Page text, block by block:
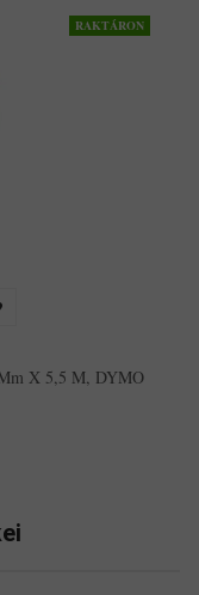
RAKTÁRON
X 5,5 M, DYMO